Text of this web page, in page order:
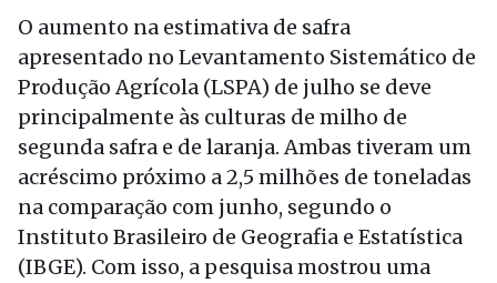
O aumento na estimativa de safra
apresentado no Levantamento Sistemático de
Produção Agrícola (LSPA) de julho se deve
principalmente às culturas de milho de
segunda safra e de laranja. Ambas tiveram um
acréscimo próximo a 2,5 milhões de toneladas
na comparação com junho, segundo o
Instituto Brasileiro de Geografia e Estatística
(IBGE). Com isso, a pesquisa mostrou uma